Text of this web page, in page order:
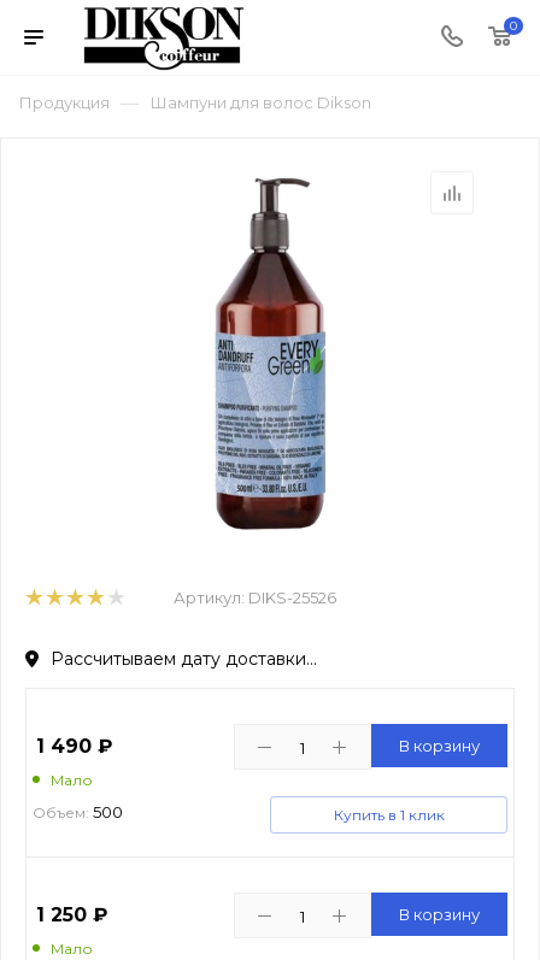
0
Продукция — Шампуни для волос Dikson
Артикул: DIKS-25526
Рассчитываем дату доставки...
1 490 ₽
Мало
Объем: 500
В корзину
Купить в 1 клик
1 250 ₽
Мало
В корзину